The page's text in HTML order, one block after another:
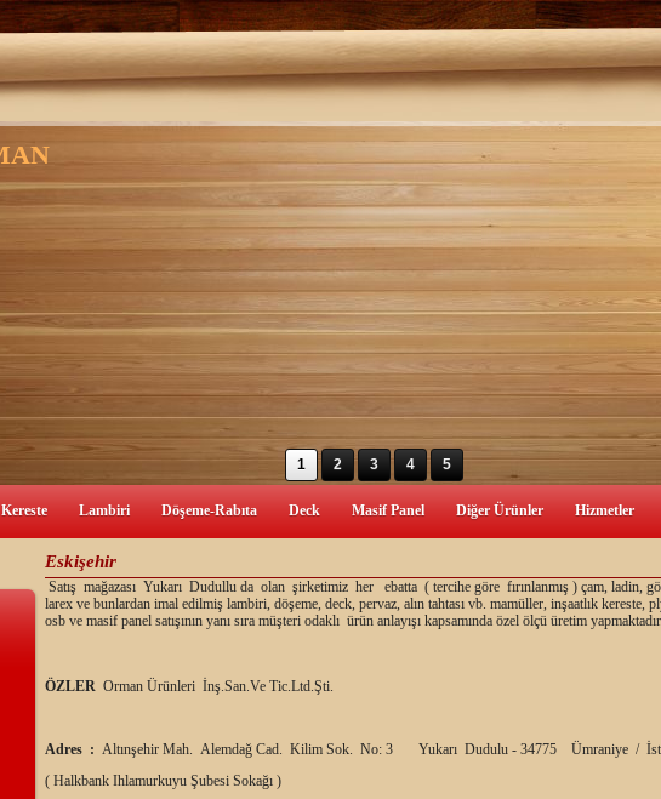
1 2 3 4 5
Kereste Lambiri Döşeme-Rabıta Deck Masif Panel Diğer Ürünler Hizmetler
Eskişehir
Satış mağazası Yukarı Dudullu da olan şirketimiz her ebatta ( tercihe göre fırınlanmış ) çam, ladin,
larex ve bunlardan imal edilmiş lambiri, döşeme, deck, pervaz, alın tahtası vb. mamüller, inşaatlık kereste,
osb ve masif panel satışının yanı sıra müşteri odaklı ürün anlayışı kapsamında özel ölçü üretim yapmaktadır.
ÖZLER Orman Ürünleri İnş.San.Ve Tic.Ltd.Şti.
Adres : Altınşehir Mah. Alemdağ Cad. Kilim Sok. No: 3 Yukarı Dudulu - 34775 Ümraniye /
( Halkbank Ihlamurkuyu Şubesi Sokağı )